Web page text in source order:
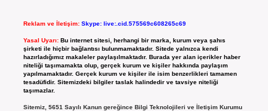
Reklam ve İletişim: Skype: live:.cid.575569c608265c69
Yasal Uyarı: Bu internet sitesi, herhangi bir marka, kurum veya şahıs
şirketi ile hiçbir bağlantısı bulunmamaktadır. Sitede yalnızca kendi
hazırladığımız makaleler paylaşılmaktadır. Burada yer alan içerikler haber
niteliği taşımamakta olup, gerçek kurum ve kişiler hakkında paylaşım
yapılmamaktadır. Gerçek kurum ve kişiler ile isim benzerlikleri tamamen
tesadüfidir. Sitemizdeki bilgiler taslak halindedir ve tavsiye niteliği
taşımazlar.
Sitemiz, 5651 Sayılı Kanun gereğince Bilgi Teknolojileri ve İletişim Kurumu